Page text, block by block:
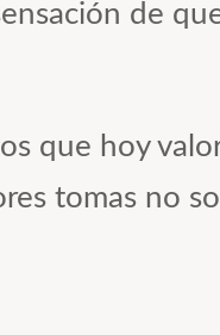
de
que hoy
tomas no